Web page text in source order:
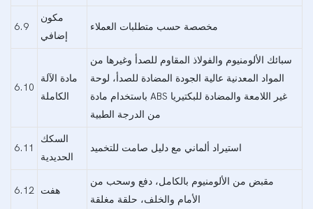
6.9
مكون
إضافي
مخصصة حسب متطلبات العملاء
6.10
مادة الآلة
الكاملة
سبائك الألومنيوم والفولاذ المقاوم للصدأ وغيرها من
المواد المعدنية عالية الجودة المضادة للصدأ، لوحة
باستخدام مادة ABS غير اللامعة والمضادة للبكتيريا
من الدرجة الطبية
6.11
السكك
الحديدية
استيراد ألماني مع دليل صامت للتخميد
6.12 هفت
مقبض من الألومنيوم بالكامل، دفع وسحب من
الأمام والخلف، حلقة مغلقة